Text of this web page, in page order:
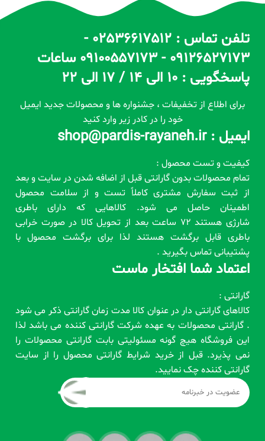
تلفن تماس : 02536617512 -
09126527173 - 09100557173 ساعات
پاسخگویی : 10 الی 14 / 17 الی 22
برای اطلاع از تخفیفات ، جشنواره ها و محصولات جدید ایمیل
خود را در کادر زیر وارد کنید
ایمیل : shop@pardis-rayaneh.ir
کیفیت و تست محصول :
تمام محصولات بدون گارانتی قبل از اضافه شدن در سایت و بعد
از ثبت سفارش مشتری کاملاً تست و از سلامت محصول
اطمینان حاصل می شود. کالاهایی که دارای باطری
شارژی هستند 72 ساعت بعد از تحویل کالا در صورت خرابی
باطری قابل برگشت هستند لذا برای برگشت محصول با
پشتیبانی تماس بگیرید .
اعتماد شما افتخار ماست
گارانتی :
کالاهای گارانتی دار در عنوان کالا مدت زمان گارانتی ذکر می شود
. گارانتی محصولات به عهده شرکت گارانتی کننده می باشد لذا
این فروشگاه هیچ گونه مسئولیتی بابت گارانتی محصولات را
نمی پذیرد. قبل از خرید شرایط گارانتی محصول را از سایت
گارانتی کننده چک نمایید.